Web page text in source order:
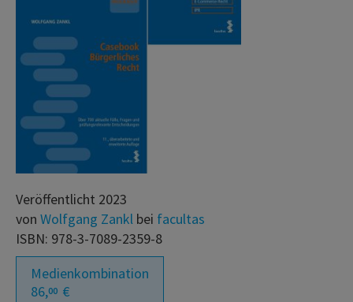
Veröffentlicht 2023
von Wolfgang Zankl bei facultas
ISBN: 978-3-7089-2359-8
Medienkombination
86,00 €